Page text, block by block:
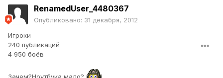
RenamedUser_4480367
Опубликовано: 31 декабря, 2012
Игроки
240 публикаций
4 950 боёв